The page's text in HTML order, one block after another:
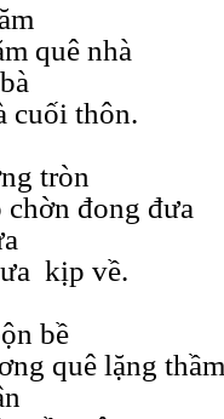
quê nhà
cuối thôn.
tròn
đong đưa
kịp về.
bề
quê lặng thầm